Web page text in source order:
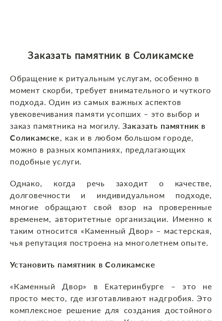
Заказать памятник в Соликамске
Обращение к ритуальным услугам, особенно в
момент скорби, требует внимательного и чуткого
подхода. Один из самых важных аспектов
увековечивания памяти усопших – это выбор и
заказ памятника на могилу.Заказать памятник в
Соликамске, как и в любом большом городе,
можно в разных компаниях, предлагающих
подобные услуги.
Однако, когда речь заходит о качестве,
долговечности и индивидуальном подходе,
многие обращают свой взор на проверенные
временем, авторитетные организации. Именно к
таким относится «Каменный Двор» – мастерская,
чья репутация построена на многолетнем опыте.
Установить памятник в Соликамске
«Каменный Двор» в Екатеринбурге – это не
просто место, где изготавливают надгробия. Это
комплексное решение для создания достойного